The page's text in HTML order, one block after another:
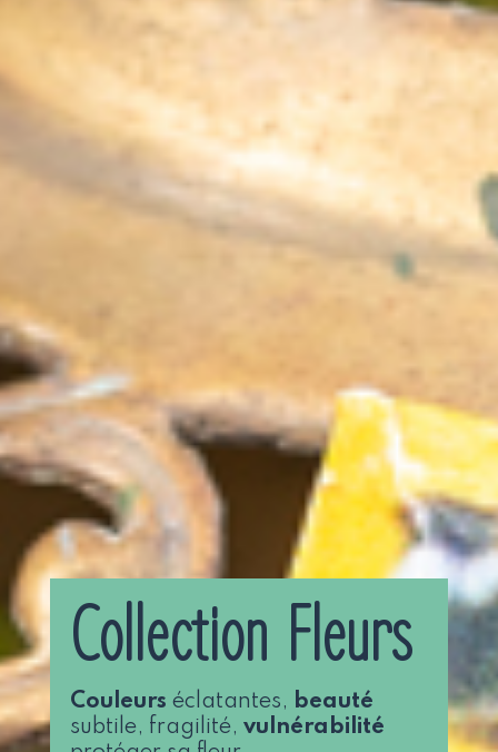
Collection Fleurs
Couleurs éclatantes, beauté
subtile, fragilité, vulnérabilité